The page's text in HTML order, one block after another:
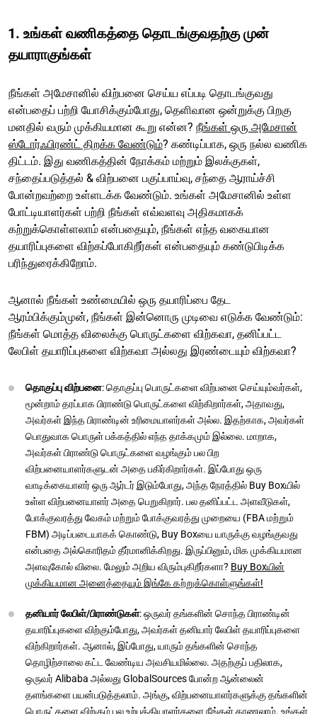
1. உங்கள் வணிகத்தை தொடங்குவதற்கு முன்
தயாராகுங்கள்
நீங்கள் அமேசானில் விற்பனை செய்ய எப்படி தொடங்குவது
என்பதைப் பற்றி யோசிக்கும்போது, தெளிவான ஒன்றுக்கு பிறகு
மனதில் வரும் முக்கியமான கூறு என்ன? நீங்கள் ஒரு அமேசான்
ஸ்டோர்ஃபிரண்ட் திறக்க வேண்டும்? கண்டிப்பாக, ஒரு நல்ல வணிக
திட்டம். இது வணிகத்தின் நோக்கம் மற்றும் இலக்குகள்,
சந்தைப்படுத்தல் & விற்பனை பகுப்பாய்வு, சந்தை ஆராய்ச்சி
போன்றவற்றை உள்ளடக்க வேண்டும். உங்கள் அமேசானில் உள்ள
போட்டியாளர்கள் பற்றி நீங்கள் எவ்வளவு அதிகமாகக்
கற்றுக்கொள்ளலாம் என்பதையும், நீங்கள் எந்த வகையான
தயாரிப்புகளை விற்கப்போகிறீர்கள் என்பதையும் கண்டுபிடிக்க
பரிந்துரைக்கிறோம்.
ஆனால் நீங்கள் உண்மையில் ஒரு தயாரிப்பை தேட
ஆரம்பிக்கும்முன், நீங்கள் இன்னொரு முடிவை எடுக்க வேண்டும்:
நீங்கள் மொத்த விலைக்கு பொருட்களை விற்கவா, தனிப்பட்ட
லேபிள் தயாரிப்புகளை விற்கவா அல்லது இரண்டையும் விற்கவா?
தொகுப்பு விற்பனை: தொகுப்பு பொருட்களை விற்பனை செய்யும்வர்கள்,
மூன்றாம் தரப்பாக பிராண்டு பொருட்களை விற்கிறார்கள், அதாவது,
அவர்கள் இந்த பிராண்டின் உரிமையாளர்கள் அல்ல. இதற்காக, அவர்கள்
பொதுவாக பொருள் பக்கத்தில் எந்த தாக்கமும் இல்லை. மாறாக,
அவர்கள் பிராண்டு பொருட்களை வழங்கும் பல பிற
விற்பனையாளர்களுடன் அதை பகிர்கிறார்கள். இப்போது ஒரு
வாடிக்கையாளர் ஒரு ஆர்டர் இடும்போது, அந்த நேரத்தில் Buy Boxயில்
உள்ள விற்பனையாளர் அதை பெறுகிறார். பல தனிப்பட்ட அளவீடுகள்,
போக்குவரத்து வேகம் மற்றும் போக்குவரத்து முறையை (FBA மற்றும்
FBM) அடிப்படையாகக் கொண்டு, Buy Boxயை யாருக்கு வழங்குவது
என்பதை அல்கொரிதம் தீர்மானிக்கிறது. இருப்பினும், மிக முக்கியமான
அளவுகோல் விலை. மேலும் அறிய விரும்புகிறீர்களா? Buy Boxயின்
முக்கியமான அனைத்தையும் இங்கே கற்றுக்கொள்ளுங்கள்!
தனியார் லேபிள்/பிராண்டுகள்: ஒருவர் தங்களின் சொந்த பிராண்டின்
தயாரிப்புகளை விற்கும்போது, அவர்கள் தனியார் லேபிள் தயாரிப்புகளை
விற்கிறார்கள். ஆனால், இப்போது, யாரும் தங்களின் சொந்த
தொழிற்சாலை கட்ட வேண்டிய அவசியமில்லை. அதற்குப் பதிலாக,
ஒருவர் Alibaba அல்லது GlobalSources போன்ற ஆன்லைன்
தளங்களை பயன்படுத்தலாம். அங்கு, விற்பனையாளர்களுக்கு தங்களின்
பொருட்களை விற்கும் பல உற்பத்தியாளர்களை நீங்கள் காணலாம். உங்கள்